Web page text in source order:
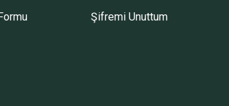
Şifremi Unuttum